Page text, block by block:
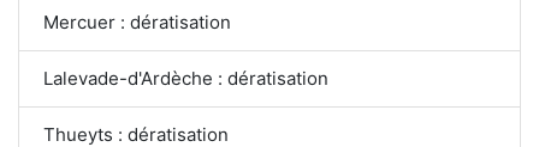
Mercuer : dératisation
Lalevade-d'Ardèche : dératisation
Thueyts : dératisation